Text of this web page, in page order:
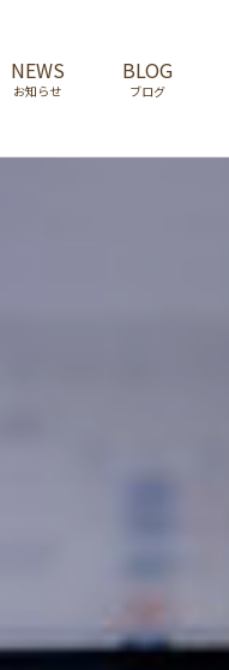
NEWS
お知らせ
BLOG
ブログ